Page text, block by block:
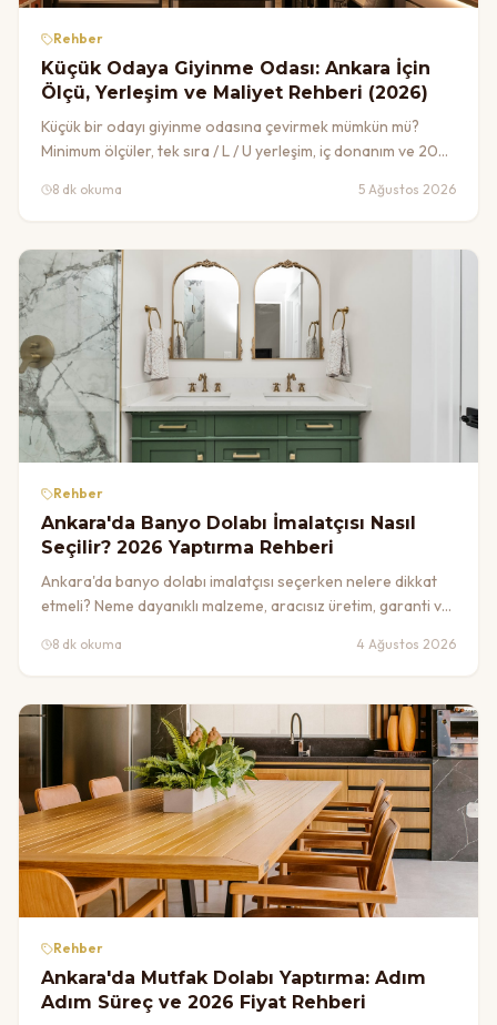
Rehber
Küçük Odaya Giyinme Odası: Ankara İçin
Ölçü, Yerleşim ve Maliyet Rehberi (2026)
Küçük bir odayı giyinme odasına çevirmek mümkün mü?
Minimum ölçüler, tek sıra / L / U yerleşim, iç donanım ve 2026
8 dk okuma 5 Ağustos 2026
Rehber
Ankara'da Banyo Dolabı İmalatçısı Nasıl
Seçilir? 2026 Yaptırma Rehberi
Ankara'da banyo dolabı imalatçısı seçerken nelere dikkat
etmeli? Neme dayanıklı malzeme, aracısız üretim, garanti ve
bandı.
8 dk okuma 4 Ağustos 2026
Rehber
Ankara'da Mutfak Dolabı Yaptırma: Adım
Adım Süreç ve 2026 Fiyat Rehberi